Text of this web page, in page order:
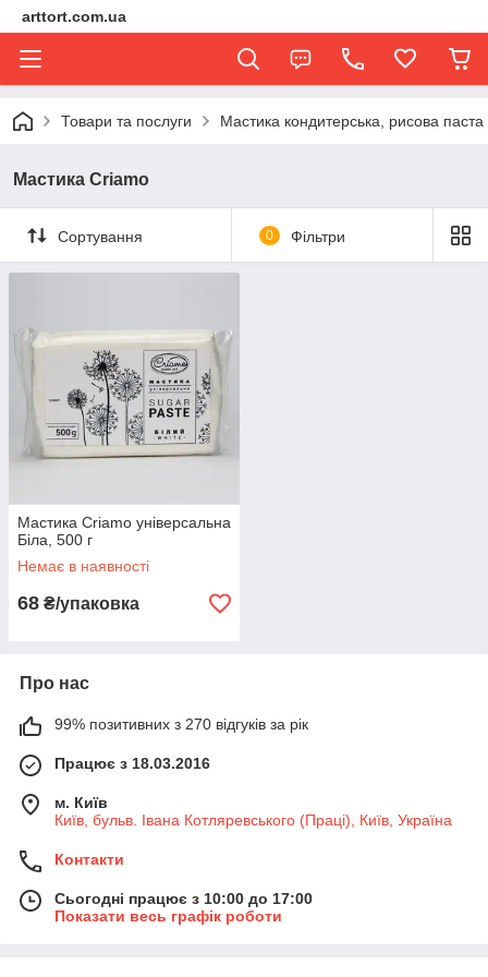
arttort.com.ua
Товари та послуги Мастика кондитерська, рисова паста
Мастика Criamo
Сортування 0 Фільтри
Мастика Criamo універсальна
Біла, 500 г
Немає в наявності
68 ₴/упаковка
Про нас
99% позитивних з 270 відгуків за рік
Працює з 18.03.2016
м. Київ
Київ, бульв. Івана Котляревського (Праці), Київ, Україна
Контакти
Сьогодні працює з 10:00 до 17:00
Показати весь графік роботи